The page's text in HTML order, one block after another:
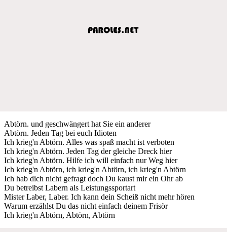
Abtörn. und geschwängert hat Sie ein anderer
Abtörn. Jeden Tag bei euch Idioten
Ich krieg'n Abtörn. Alles was spaß macht ist verboten
Ich krieg'n Abtörn. Jeden Tag der gleiche Dreck hier
Ich krieg'n Abtörn. Hilfe ich will einfach nur Weg hier
Ich krieg'n Abtörn, ich krieg'n Abtörn, ich krieg'n Abtörn
Ich hab dich nicht gefragt doch Du kaust mir ein Ohr ab
Du betreibst Labern als Leistungssportart
Mister Laber, Laber. Ich kann dein Scheiß nicht mehr hören
Warum erzählst Du das nicht einfach deinem Frisör
Ich krieg'n Abtörn, Abtörn, Abtörn